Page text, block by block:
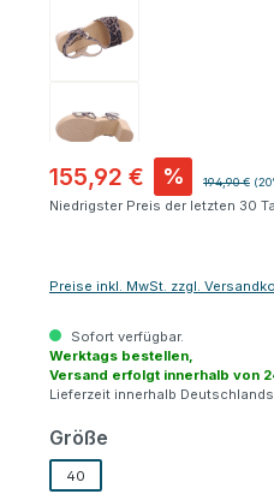
155,92 € % Regulärer
194,90 €
Niedrigster Preis der letzten 30
Preise inkl. MwSt. zzgl.
Sofort verfügbar.
Werktags bestellen,
Versand erfolgt innerhalb von
Lieferzeit innerhalb
Größe
40